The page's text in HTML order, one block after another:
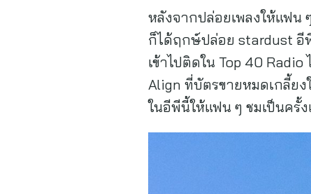
หลังจากปล่อยเพลงให้แฟน
ก็ได้ฤกษ์ปล่อย stardust อี
เข้าไปติดใน Top 40
Align ที่บัตรขายหมดเกลี้ยง
ในอีพีนี้ให้แฟน ๆ ชมเป็นครั้